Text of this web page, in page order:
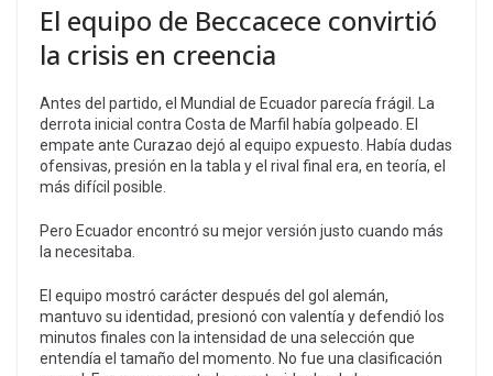
El equipo de Beccacece convirtió
la crisis en creencia
Antes del partido, el Mundial de Ecuador parecía frágil. La
derrota inicial contra Costa de Marfil había golpeado. El
empate ante Curazao dejó al equipo expuesto. Había dudas
ofensivas, presión en la tabla y el rival final era, en teoría, el
más difícil posible.
Pero Ecuador encontró su mejor versión justo cuando más
la necesitaba.
El equipo mostró carácter después del gol alemán,
mantuvo su identidad, presionó con valentía y defendió los
minutos finales con la intensidad de una selección que
entendía el tamaño del momento. No fue una clasificación